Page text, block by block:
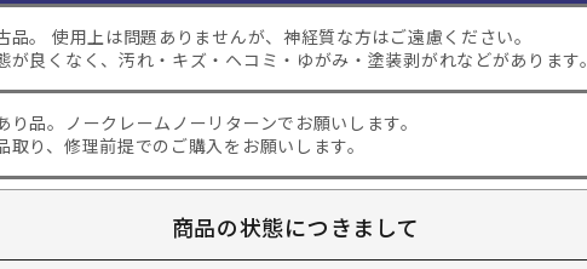
品。 使用上は問題ありませんが、神経質な方はご遠慮ください。
が良くなく、汚れ・キズ・ヘコミ・ゆがみ・塗装剥がれなどがあります。
り品。 ノークレームノーリターンでお願いします。
取り、修理前提でのご購入をお願いします。
商品の状態につきまして